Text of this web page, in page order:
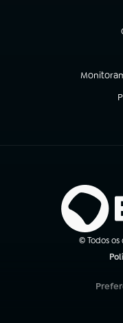
(abre em
© Todos os